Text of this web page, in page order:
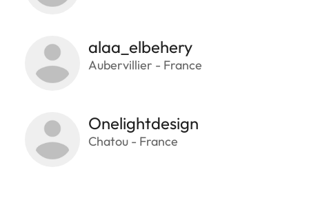
alaa_elbehery
Aubervillier - France
Onelightdesign
Chatou - France